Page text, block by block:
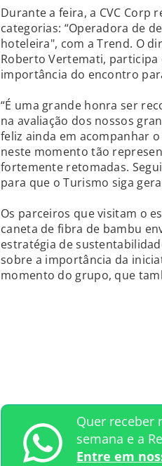
Durante a feira, a CVC Corp
categorias: “Operadora de
hoteleira", com a Trend. O
Roberto Vertemati,
importância do encontro
“É uma grande honra ser
na avaliação dos nossos
feliz ainda em acompanhar
neste momento tão
fortemente retomadas.
para que o Turismo siga
Os parceiros que visitam o
caneta de fibra de bambu
estratégia de
sobre a importância da
momento do grupo, que
Quer receber
semana e a
Entre em